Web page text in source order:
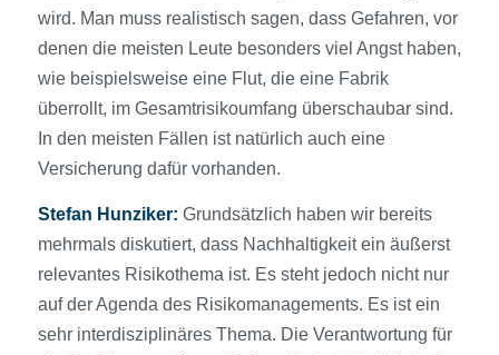
wird. Man muss realistisch sagen, dass Gefahren, vor
denen die meisten Leute besonders viel Angst haben,
wie beispielsweise eine Flut, die eine Fabrik
überrollt, im Gesamtrisikoumfang überschaubar sind.
In den meisten Fällen ist natürlich auch eine
Versicherung dafür vorhanden.
Stefan Hunziker: Grundsätzlich haben wir bereits
mehrmals diskutiert, dass Nachhaltigkeit ein äußerst
relevantes Risikothema ist. Es steht jedoch nicht nur
auf der Agenda des Risikomanagements. Es ist ein
sehr interdisziplinäres Thema. Die Verantwortung für